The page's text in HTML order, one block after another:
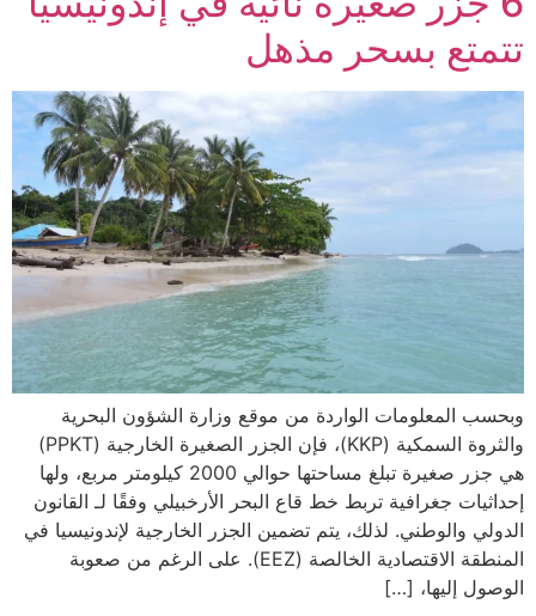
تتمتع بسحر مذهل
وبحسب المعلومات الواردة من موقع وزارة الشؤون البحرية
والثروة السمكية (KKP)، فإن الجزر الصغيرة الخارجية (PPKT)
هي جزر صغيرة تبلغ مساحتها حوالي 2000 كيلومتر مربع، ولها
إحداثيات جغرافية تربط خط قاع البحر الأرخبيلي وفقًا لـ القانون
الدولي والوطني. لذلك، يتم تضمين الجزر الخارجية لإندونيسيا في
المنطقة الاقتصادية الخالصة (EEZ). على الرغم من صعوبة
الوصول إليها، […]